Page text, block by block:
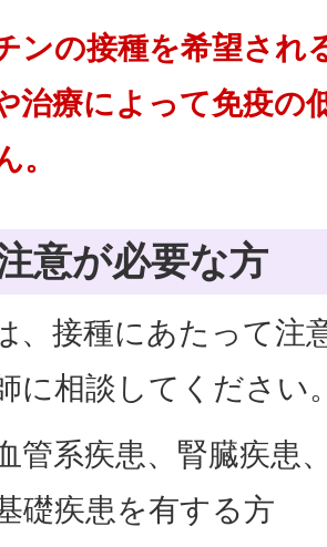
ンの接種を希望され
治療によって免疫の
。​
意が必要な方
、接種にあたって注
に相談してください
管系疾患、腎臓疾患
礎疾患を有する方